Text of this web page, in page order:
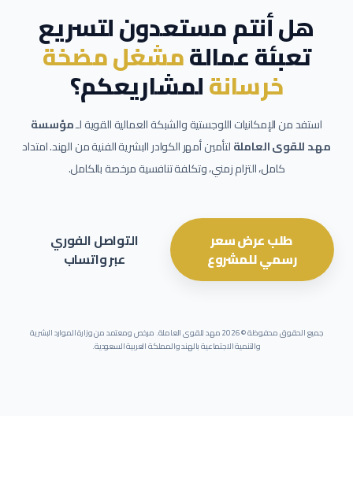
هل أنتم مستعدون لتسريع
تعبئة عمالةمشغل مضخة
خرسانةلمشاريعكم؟
استفد من الإمكانيات اللوجستية والشبكة العمالية القوية لـمؤسسة
مهد للقوى العاملةلتأمين أمهر الكوادر البشرية الفنية من الهند. امتداد
كامل، التزام زمني، وتكلفة تنافسية مرخصة بالكامل.
طلب عرض سعر
رسمي للمشروع
التواصل الفوري
عبر واتساب
جميع الحقوق محفوظة ©2026مهد للقوى العاملة. مرخص ومعتمد من وزارة الموارد البشرية
والتنمية الاجتماعية بالهند والمملكة العربية السعودية.